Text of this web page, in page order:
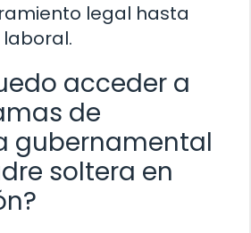
legal hasta
acceder a
de
gubernamental
soltera en